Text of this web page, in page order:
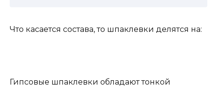
Что касается состава, то шпаклевки делятся на:
Гипсовые шпаклевки обладают тонкой